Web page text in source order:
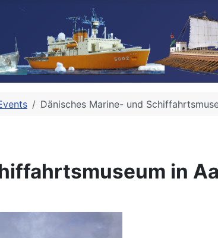
Dänisches Marine- und
in